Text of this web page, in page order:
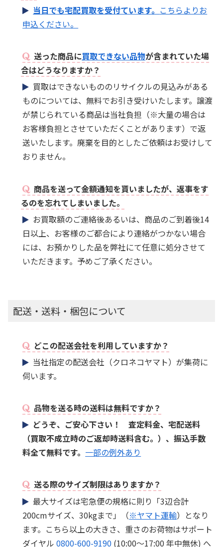
当日でも宅配買取を受付ています。 こちらよりお
申込ください。
送った商品に買取できない品物が含まれていた場
合はどうなりますか？
買取はできないもののリサイクルの見込みがある
ものについては、無料でお引き受けいたします。譲渡
が禁じられている商品は当社負担（※大量の場合は
お客様負担とさせていただくことがあります）で返
送いたします。廃棄を目的としたご依頼はお受けして
おりません。
商品を送って金額通知を貰いましたが、返事をす
るのを忘れてしまいました。
お買取額のご連絡後あるいは、商品のご到着後14
日以上、お客様のご都合により連絡がつかない場合
には、お預かりした品を弊社にて任意に処分させて
いただきます。予めご了承ください。
配送・送料・梱包について
どこの配送会社を利用していますか？
当社指定の配送会社（クロネコヤマト）が集荷に
伺います。
品物を送る時の送料は無料ですか？
どうぞ、ご安心下さい！ 査定料金、宅配送料
（買取不成立時のご返却時送料含む。）、振込手数
料全て無料です。 一部の例外あり
送る際のサイズ制限はありますか？
最大サイズは宅急便の規格に則り「3辺合計
200cmサイズ、30kgまで」（※ヤマト運輸）となり
ます。こちら以上の大きさ、重さのお荷物はサポート
ダイヤル0800-600-9190 (10:00～17:00 年中無休) へ